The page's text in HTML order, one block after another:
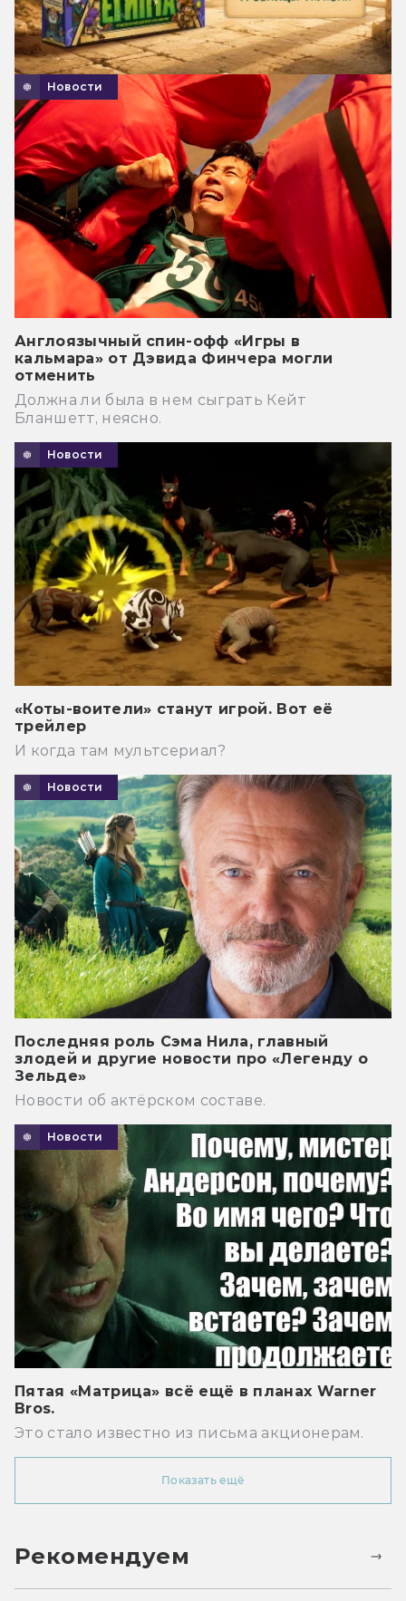
Новости
Англоязычный спин-офф «Игры в
кальмара» от Дэвида Финчера могли
отменить
Должна ли была в нем сыграть Кейт
Бланшетт, неясно.
Новости
«Коты-воители» станут игрой. Вот её
трейлер
И когда там мультсериал?
Новости
Последняя роль Сэма Нила, главный
злодей и другие новости про «Легенду о
Зельде»
Новости об актёрском составе.
Новости
Пятая «Матрица» всё ещё в планах Warner
Bros.
Это стало известно из письма акционерам.
Показать ещё
Рекомендуем